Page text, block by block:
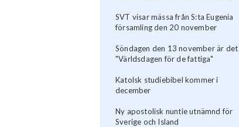
SVT visar mässa från S:ta Eugenia
församling den 20 november
Söndagen den 13 november är det
"Världsdagen för de fattiga"
Katolsk studiebibel kommer i
december
Ny apostolisk nuntie utnämnd för
Sverige och Island